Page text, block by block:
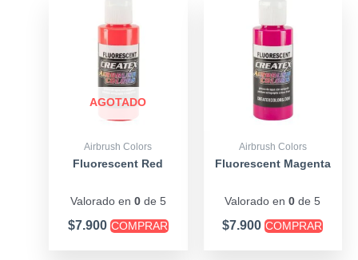
AGOTADO
Airbrush Colors
Fluorescent Red
Valorado en 0de 5
$7.900 COMPRAR
Airbrush Colors
Fluorescent Magenta
Valorado en0 de 5
$7.900 COMPRAR